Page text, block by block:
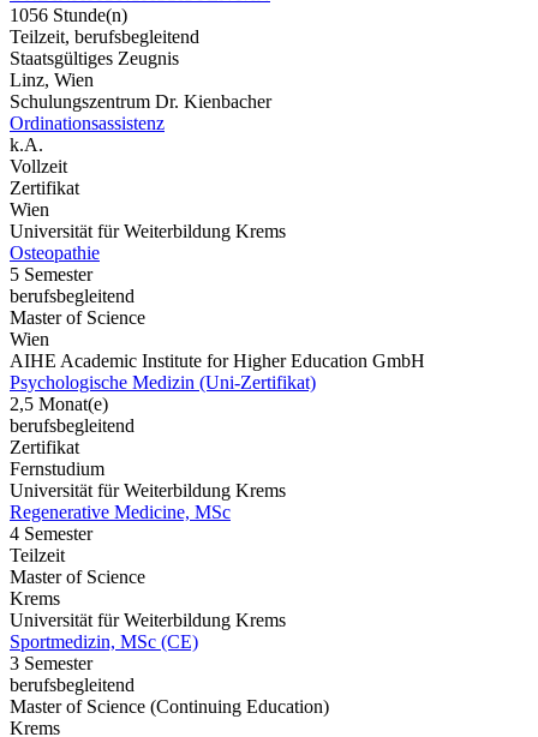
1056 Stunde(n)
Teilzeit, berufsbegleitend
Staatsgültiges Zeugnis
Linz, Wien
Schulungszentrum Dr. Kienbacher
Ordinationsassistenz
k.A.
Vollzeit
Zertifikat
Wien
Universität für Weiterbildung Krems
Osteopathie
5 Semester
berufsbegleitend
Master of Science
Wien
AIHE Academic Institute for Higher Education GmbH
Psychologische Medizin (Uni-Zertifikat)
2,5 Monat(e)
berufsbegleitend
Zertifikat
Fernstudium
Universität für Weiterbildung Krems
Regenerative Medicine, MSc
4 Semester
Teilzeit
Master of Science
Krems
Universität für Weiterbildung Krems
Sportmedizin, MSc (CE)
3 Semester
berufsbegleitend
Master of Science (Continuing Education)
Krems